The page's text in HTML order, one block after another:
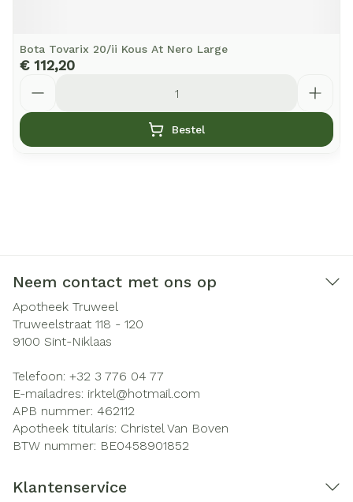
Bota Tovarix 20/ii Kous At Nero Large
€ 112,20
Bestel
Neem contact met ons op
Apotheek Truweel
Truweelstraat 118 - 120
9100 Sint-Niklaas
Telefoon: +32 3 776 04 77
E-mailadres: irktel@hotmail.com
APB nummer: 462112
Apotheek titularis: Christel Van Boven
BTW nummer: BE0458901852
Klantenservice